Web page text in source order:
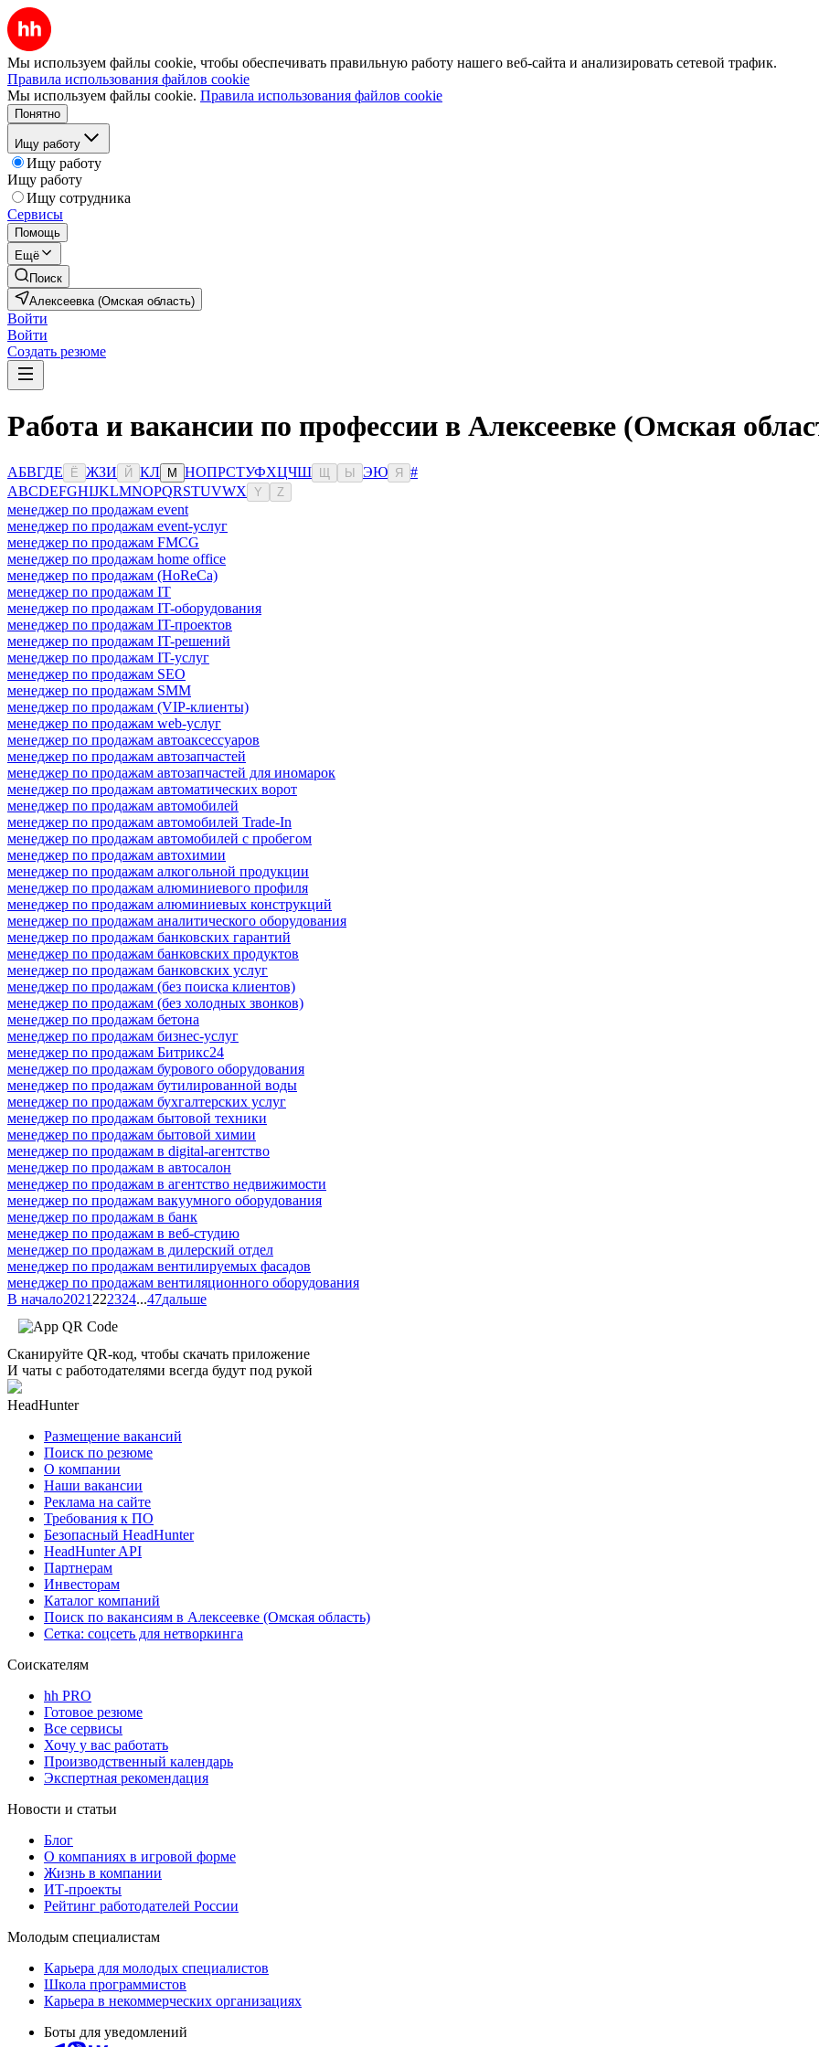
Мы используем файлы cookie, чтобы обеспечивать правильную работу нашего веб-сайта и анализировать сетевой трафик.
Правила использования файлов cookie
Мы используем файлы cookie. Правила использования файлов cookie
Понятно
Ищу работу
Ищу работу
Ищу работу
Ищу сотрудника
Сервисы
Помощь
Ещё
Поиск
Алексеевка (Омская область)
Войти
Войти
Создать резюме
Работа и вакансии по профессии в Алексеевке (Омская
АБВГДЕ Ё ЖЗИ Й КЛ М НОПРСТУФХЦЧШ Ы ЭЮ Я
#
ABCDEFGHIJKLMNOPQRSTUVWX Y Z
менеджер по продажам event
менеджер по продажам event-услуг
менеджер по продажам FMCG
менеджер по продажам home office
менеджер по продажам (HoReCa)
менеджер по продажам IT
менеджер по продажам IT-оборудования
менеджер по продажам IT-проектов
менеджер по продажам IT-решений
менеджер по продажам IT-услуг
менеджер по продажам SEO
менеджер по продажам SMM
менеджер по продажам (VIP-клиенты)
менеджер по продажам web-услуг
менеджер по продажам автоаксессуаров
менеджер по продажам автозапчастей
менеджер по продажам автозапчастей для иномарок
менеджер по продажам автоматических ворот
менеджер по продажам автомобилей
менеджер по продажам автомобилей Trade-In
менеджер по продажам автомобилей с пробегом
менеджер по продажам автохимии
менеджер по продажам алкогольной продукции
менеджер по продажам алюминиевого профиля
менеджер по продажам алюминиевых конструкций
менеджер по продажам аналитического оборудования
менеджер по продажам банковских гарантий
менеджер по продажам банковских продуктов
менеджер по продажам банковских услуг
менеджер по продажам (без поиска клиентов)
менеджер по продажам (без холодных звонков)
менеджер по продажам бетона
менеджер по продажам бизнес-услуг
менеджер по продажам Битрикс24
менеджер по продажам бурового оборудования
менеджер по продажам бутилированной воды
менеджер по продажам бухгалтерских услуг
менеджер по продажам бытовой техники
менеджер по продажам бытовой химии
менеджер по продажам в digital-агентство
менеджер по продажам в автосалон
менеджер по продажам в агентство недвижимости
менеджер по продажам вакуумного оборудования
менеджер по продажам в банк
менеджер по продажам в веб-студию
менеджер по продажам в дилерский отдел
менеджер по продажам вентилируемых фасадов
менеджер по продажам вентиляционного оборудования
В начало2021 222324...47дальше
Сканируйте QR-код, чтобы скачать приложение
И чаты с работодателями всегда будут под рукой
HeadHunter
Размещение вакансий
Поиск по резюме
О компании
Наши вакансии
Реклама на сайте
Требования к ПО
Безопасный HeadHunter
HeadHunter API
Партнерам
Инвесторам
Каталог компаний
Поиск по вакансиям в Алексеевке (Омская область)
Сетка: соцсеть для нетворкинга
Соискателям
hh PRO
Готовое резюме
Все сервисы
Хочу у вас работать
Производственный календарь
Экспертная рекомендация
Новости и статьи
Блог
О компаниях в игровой форме
Жизнь в компании
ИТ-проекты
Рейтинг работодателей России
Молодым специалистам
Карьера для молодых специалистов
Школа программистов
Карьера в некоммерческих организациях
Боты для уведомлений